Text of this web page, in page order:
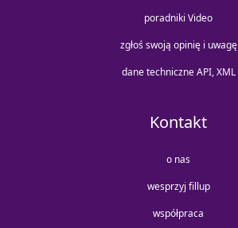
poradniki Video
zgłoś swoją opinię i uwagę
dane techniczne API, XML
Kontakt
o nas
wesprzyj fillup
współpraca